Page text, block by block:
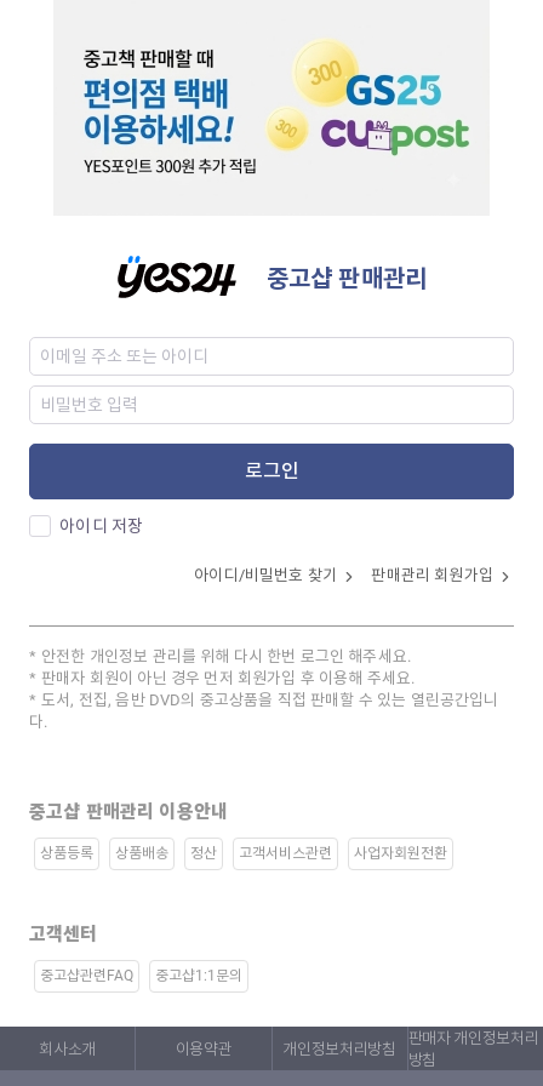
중고샵 판매관리
로그인
아이디 저장
아이디/비밀번호 찾기 판매관리 회원가입
안전한 개인정보 관리를 위해 다시 한번 로그인 해주세요.
판매자 회원이 아닌 경우 먼저 회원가입 후 이용해 주세요.
도서, 전집, 음반 DVD의 중고상품을 직접 판매할 수 있는 열린공간입니
다.
중고샵 판매관리 이용안내
상품등록 상품배송 정산 고객서비스관련 사업자회원전환
고객센터
중고샵관련FAQ 중고샵1:1문의
회사소개 이용약관 개인정보처리방침
판매자 개인정보처리
방침